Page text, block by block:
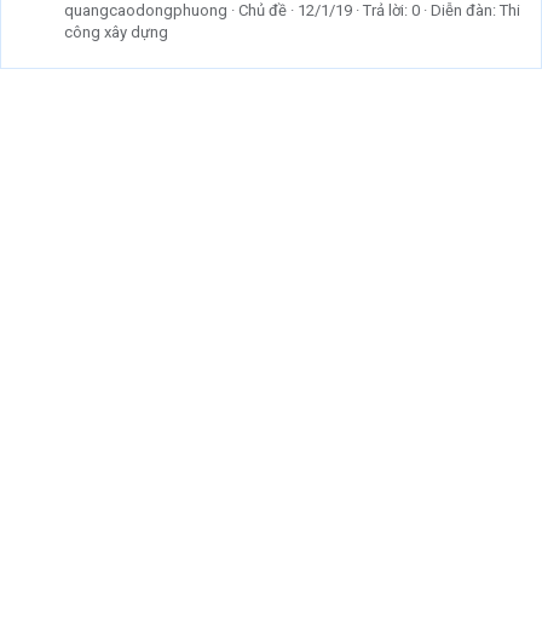
quangcaodongphuong
Chủ đề 12/1/19 Trả lời: 0 Diễn đàn: Thi
công xây dựng